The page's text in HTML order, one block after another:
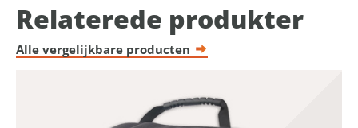
Relaterede produkter
Alle vergelijkbare producten